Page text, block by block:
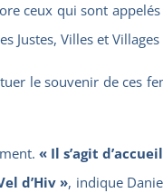
ceux qui sont appelés
Justes, Villes et Villages
le souvenir de ces
« Il s’agit
d’Hiv », indique